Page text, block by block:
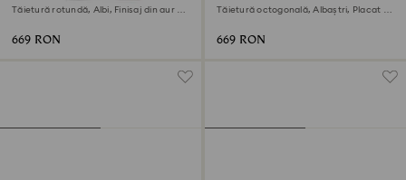
Tăietură rotundă, Albi, Finisaj din aur de
669 RON
Tăietură octogonală, Albaștri, Placat cu
669 RON